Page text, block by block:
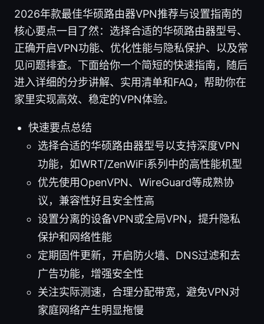
2026年款最佳华硕路由器VPN推荐与设置指南的
核心要点一目了然：选择合适的华硕路由器型号、
正确开启VPN功能、优化性能与隐私保护、以及常
见问题排查。下面给你一个简短的快速指南，随后
进入详细的分步讲解、实用清单和FAQ，帮助你在
家里实现高效、稳定的VPN体验。
快速要点总结
选择合适的华硕路由器型号以支持深度VPN
功能，如WRT/ZenWiFi系列中的高性能机型
优先使用OpenVPN、WireGuard等成熟协
议，兼容性好且安全性高
设置分离的设备VPN或全局VPN，提升隐私
保护和网络性能
定期固件更新，开启防火墙、DNS过滤和去
广告功能，增强安全性
关注实际测速，合理分配带宽，避免VPN对
家庭网络产生明显拖慢